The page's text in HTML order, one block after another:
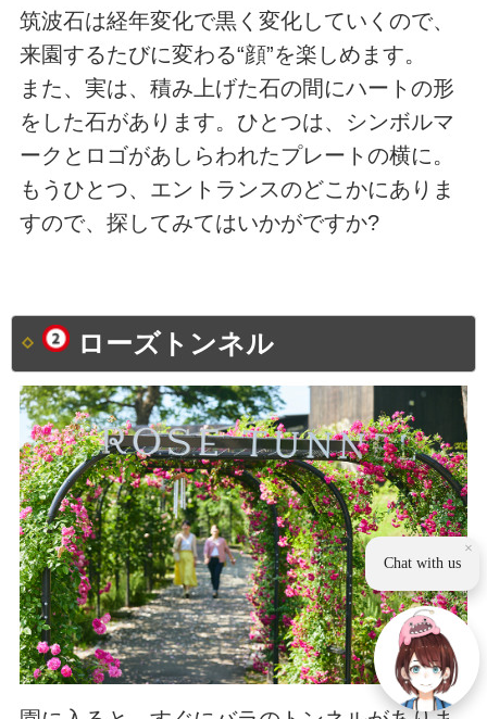
筑波石は経年変化で黒く変化していくので、
来園するたびに変わる“顔”を楽しめます。
また、実は、積み上げた石の間にハートの形
をした石があります。ひとつは、シンボルマ
ークとロゴがあしらわれたプレートの横に。
もうひとつ、エントランスのどこかにありま
すので、探してみてはいかがですか?
ローズトンネル
×
Chat with us